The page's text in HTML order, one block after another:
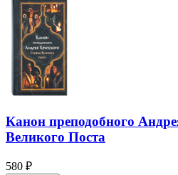
Канон преподобного
Великого Поста
580 ₽